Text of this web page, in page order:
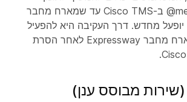
‎@meet meetings ב-Cisco TMS עד שמארח מחבר
Expressway יופעל מחדש. דרך העקיבה היא להפעיל
מחדש את מארח מחבר Expressway לאחר הסרת